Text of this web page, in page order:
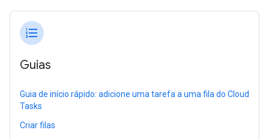
format_list_numbered
Guias
Guia de início rápido: adicione uma tarefa a uma fila do Cloud
Tasks
Criar filas